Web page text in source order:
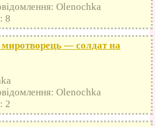
Olenochka
8
— солдат на
Olenochka
2